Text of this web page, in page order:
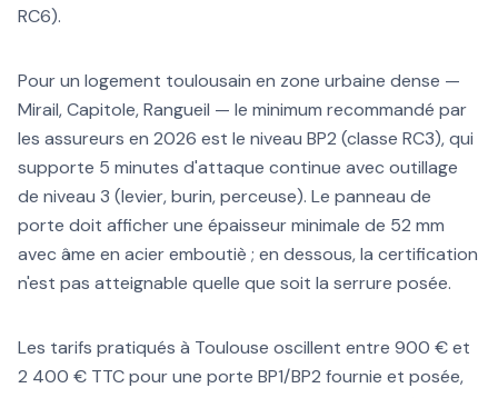
RC6).
Pour un logement toulousain en zone urbaine dense —
Mirail, Capitole, Rangueil — le minimum recommandé par
les assureurs en 2026 est le niveau BP2 (classe RC3), qui
supporte 5 minutes d'attaque continue avec outillage
de niveau 3 (levier, burin, perceuse). Le panneau de
porte doit afficher une épaisseur minimale de 52 mm
avec âme en acier emboutiè ; en dessous, la certification
n'est pas atteignable quelle que soit la serrure posée.
Les tarifs pratiqués à Toulouse oscillent entre 900 € et
2 400 € TTC pour une porte BP1/BP2 fournie et posée,